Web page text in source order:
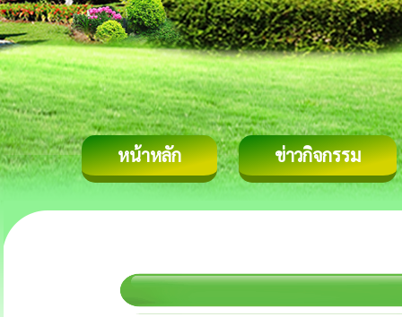
หน้าหลัก ข่าวกิจกรรม